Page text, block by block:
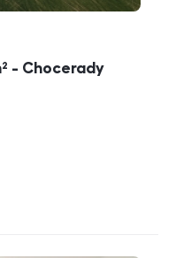
- Chocerady